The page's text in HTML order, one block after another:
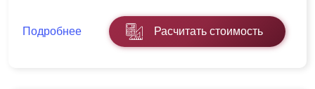
Подробнее Расчитать стоимость